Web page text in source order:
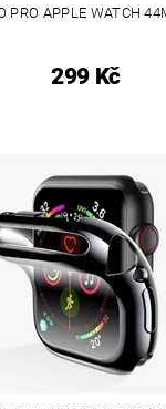
PRO APPLE WATCH
299 Kč